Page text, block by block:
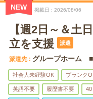
NEW 掲載日 2026/08/06
【週2日～＆土
立を支援
派遣
派遣先 グループホーム ■
社会人未経験OK ブランク
英語不要 履歴書不要 40